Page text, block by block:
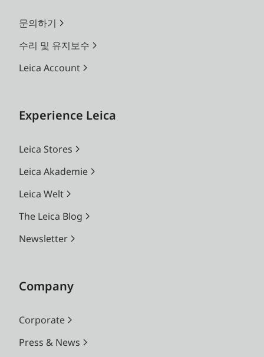
문의하기
수리 및 유지보수
Leica Account
Experience Leica
Leica Stores
Leica Akademie
Leica Welt
The Leica Blog
Newsletter
Company
Corporate
Press & News